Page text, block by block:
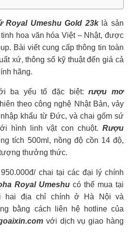
Royal Umeshu Gold 23klà sản
hoa văn hóa Việt – Nhật, được
Bài viết cung cấp thông tin toàn
xứ, thông số kỹ thuật đến giá cả
hãng.
ba yếu tố đặc biệt:rượu mơ
theo công nghệ Nhật Bản, vảy
khẩu từ Đức, và chai gốm sứ
hình linh vật con chuột. Rượu
tích 500ml, nồng độ cồn 14 độ,
thưởng thức.
chai tại các đại lý chính
Royal Umeshu có thể mua tại
hai địa chỉ chính ở Hà Nội và
bằng cách liên hệ hotline của
với dịch vụ giao hàng